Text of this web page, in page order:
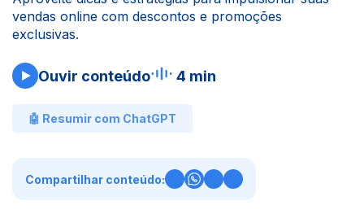
vendas online com descontos e promoções
exclusivas.
Ouvir conteúdo 4 min
🤖 Resumir com ChatGPT
Compartilhar conteúdo: